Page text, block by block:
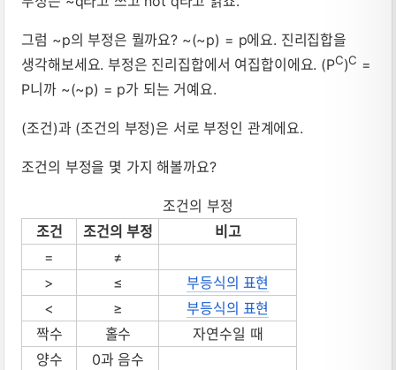
그럼 ~p의 부정은 뭘까요? ~(~p) = p에요. 진리집합을
생각해보세요. 부정은 진리집합에서 여집합이에요. (PC)C =
P니까 ~(~p) = p가 되는 거예요.
(조건)과 (조건의 부정)은 서로 부정인 관계에요.
조건의 부정을 몇 가지 해볼까요?
조건의 부정
조건
조건의 부정
비고
=
≠
>
≤
부등식의 표현
<
≥
부등식의 표현
짝수
홀수
자연수일 때
양수
0과 음수